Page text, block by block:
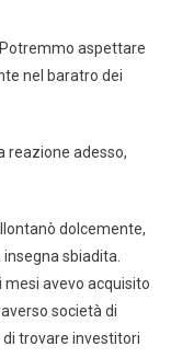
aspettare
nel baratro dei
reazione adesso,
dolcemente,
sbiadita.
mesi avevo acquisito
società di
trovare investitori